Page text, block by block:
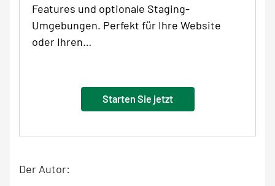
Features und optionale Staging-
Umgebungen. Perfekt für Ihre Website
oder Ihren…
Starten Sie jetzt
Der Autor: